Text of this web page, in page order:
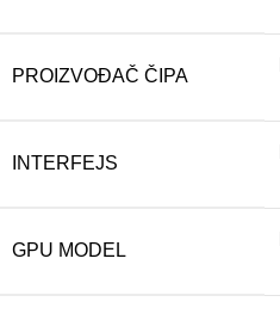
PROIZVOĐAČ ČIPA
INTERFEJS
GPU MODEL